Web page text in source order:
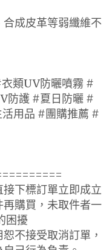
成皮革等弱纖維不
類UV防曬噴霧 #
防護 #夏日防曬 #
用品 #團購推薦 #
下標訂單立即成立
購買，未取件者一
困擾
不接受取消訂單，